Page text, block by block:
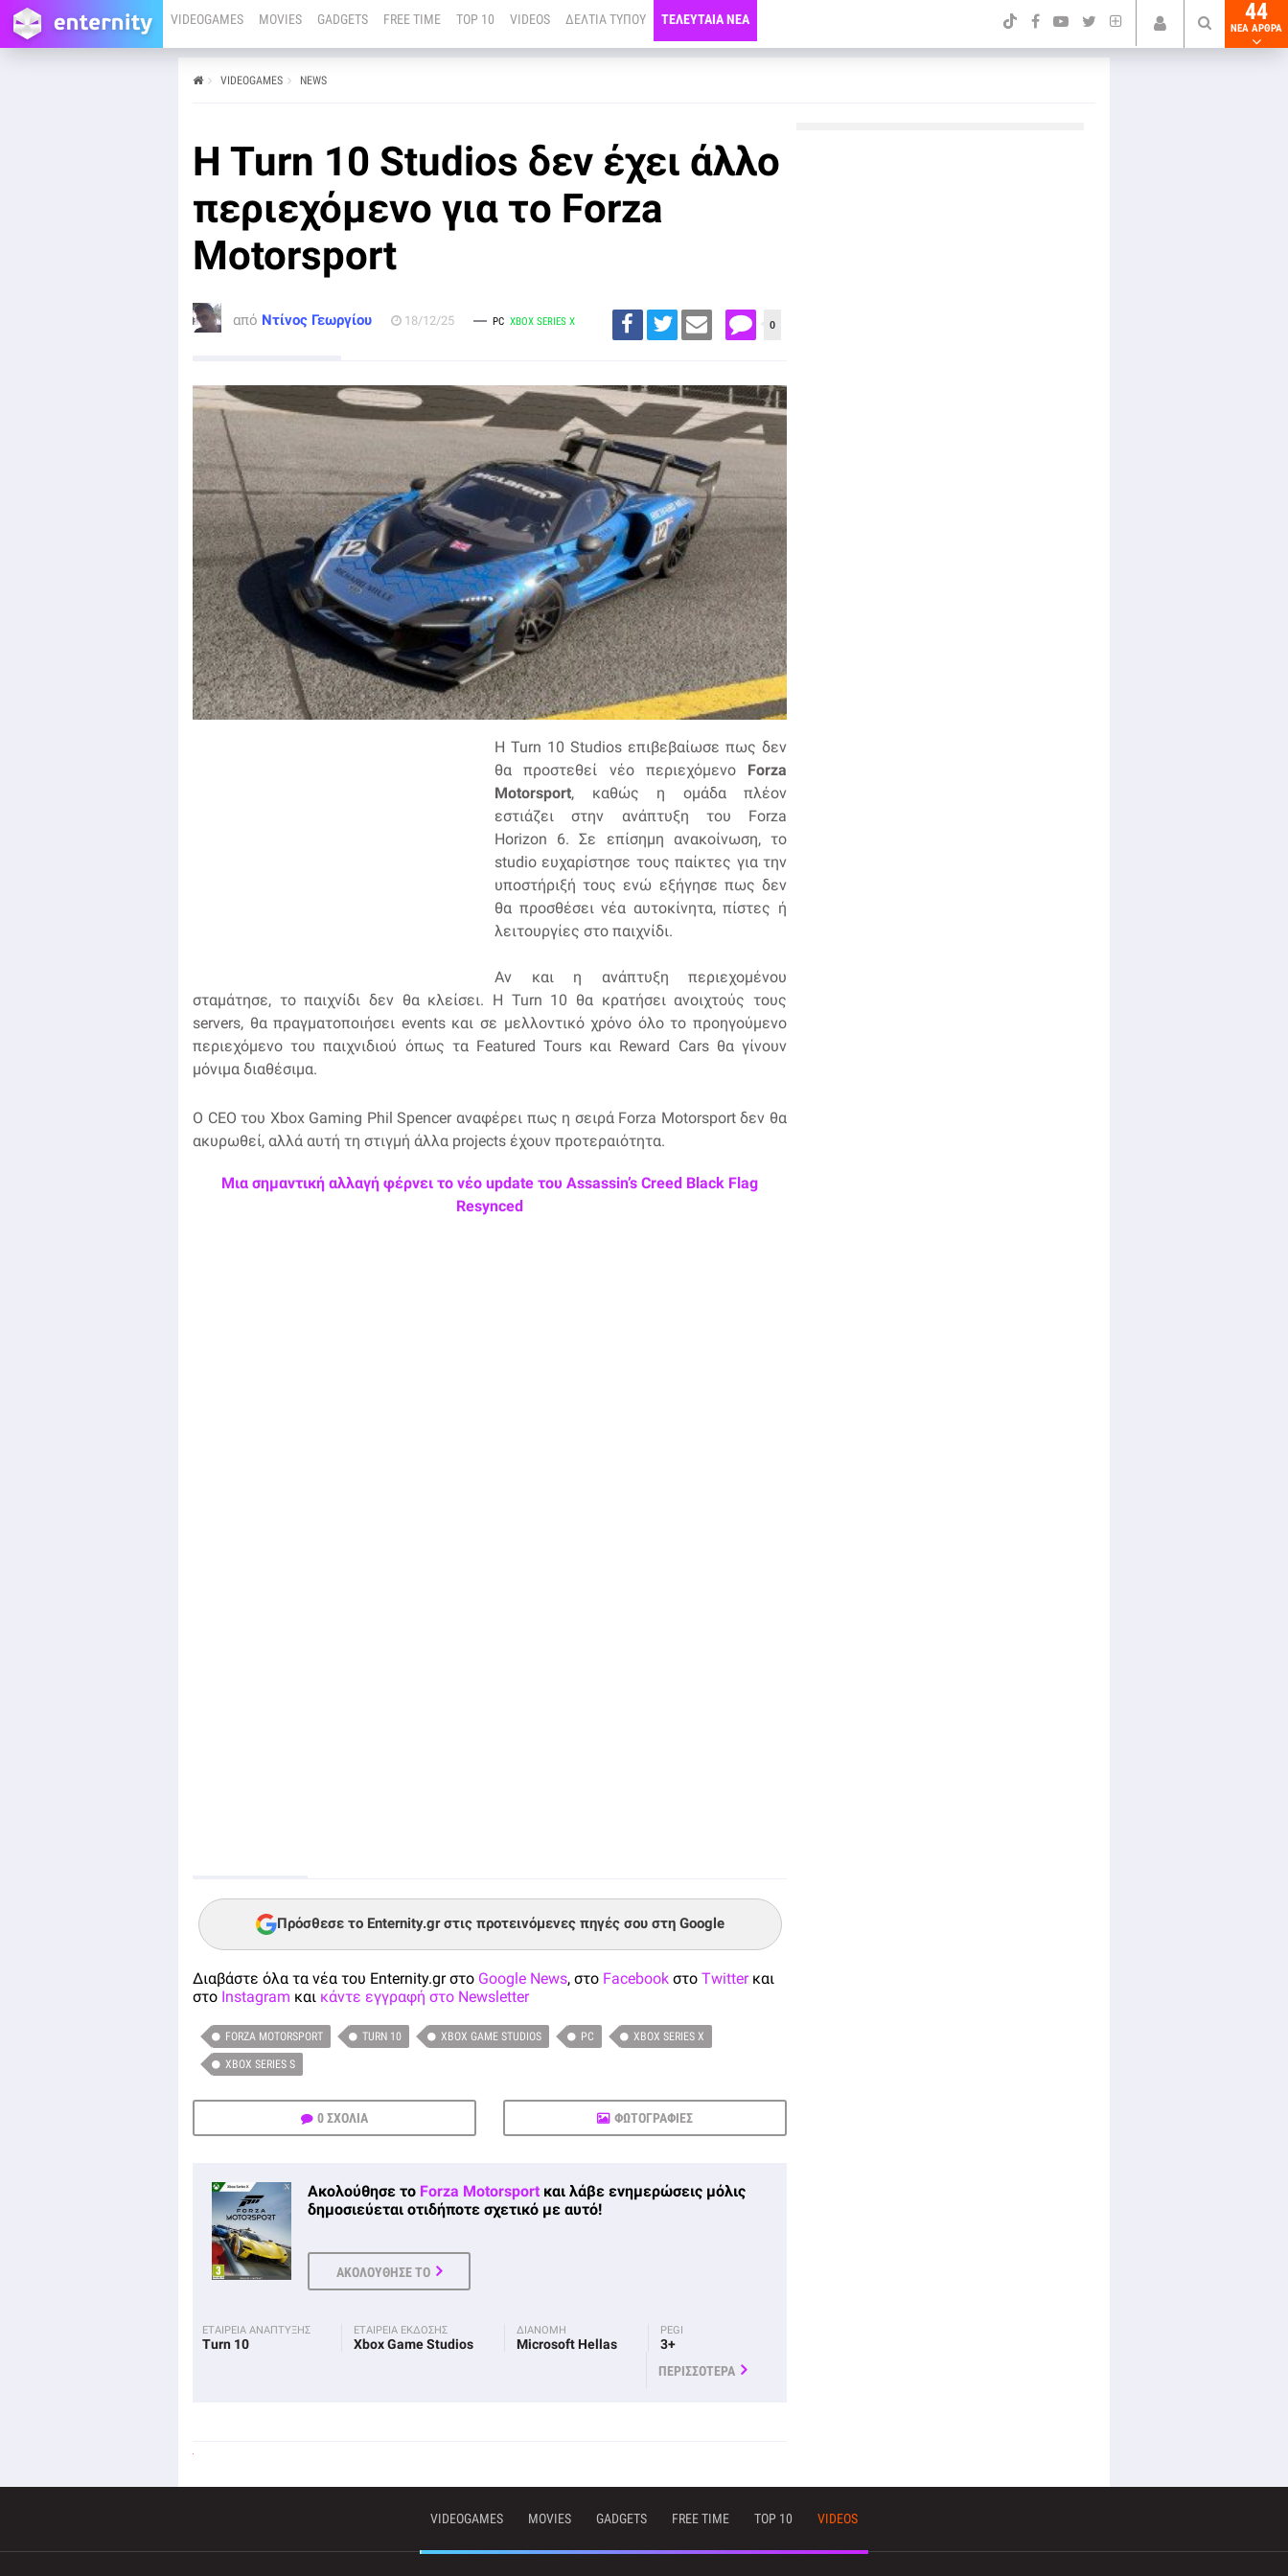
VIDEOGAMES MOVIES GADGETS FREE TIME TOP 10 VIDEOS ΔΕΛΤΙΑ ΤΥΠΟΥ ΤΕΛΕΥΤΑΙΑ ΝΕΑ 44
NEA ΑΡΘΡΑ
VIDEOGAMES NEWS
H Turn 10 Studios δεν έχει άλλο
περιεχόμενο για το Forza
Motorsport
από Ντίνος Γεωργίου 18/12/25 PC XBOX SERIES X 0
Η Turn 10 Studios επιβεβαίωσε πως δεν
θα προστεθεί νέο περιεχόμενο Forza
Motorsport, καθώς η ομάδα πλέον
εστιάζει στην ανάπτυξη του Forza
Horizon 6. Σε επίσημη ανακοίνωση, το
studio ευχαρίστησε τους παίκτες για την
υποστήριξή τους ενώ εξήγησε πως δεν
θα προσθέσει νέα αυτοκίνητα, πίστες ή
λειτουργίες στο παιχνίδι.
Αν και η ανάπτυξη περιεχομένου
σταμάτησε, το παιχνίδι δεν θα κλείσει. Η Turn 10 θα κρατήσει ανοιχτούς τους
servers, θα πραγματοποιήσει events και σε μελλοντικό χρόνο όλο το προηγούμενο
περιεχόμενο του παιχνιδιού όπως τα Featured Tours και Reward Cars θα γίνουν
μόνιμα διαθέσιμα.
Ο CEO του Xbox Gaming Phil Spencer αναφέρει πως η σειρά Forza Motorsport δεν θα
ακυρωθεί, αλλά αυτή τη στιγμή άλλα projects έχουν προτεραιότητα.
Μια σημαντική αλλαγή φέρνει το νέο update του Assassin’s Creed Black Flag
Resynced
Πρόσθεσε το Enternity.gr στις προτεινόμενες πηγές σου στη Google
Διαβάστε όλα τα νέα του Enternity.gr στο Google News, στο Facebook στο Twitterκαι
στο Instagram και κάντε εγγραφή στο Newsletter
FORZA MOTORSPORT TURN 10 XBOX GAME STUDIOS PC XBOX SERIES X
XBOX SERIES S
0 ΣΧΟΛΙΑ ΦΩΤΟΓΡΑΦΙΕΣ
Ακολούθησε το Forza Motorsport και λάβε ενημερώσεις μόλις
δημοσιεύεται οτιδήποτε σχετικό με αυτό!
ΑΚΟΛΟΥΘΗΣΕ ΤΟ
ΕΤΑΙΡΕΙΑ ΑΝΑΠΤΥΞΗΣ
Turn 10
ΕΤΑΙΡΕΙΑ ΕΚΔΟΣΗΣ
Xbox Game Studios
ΔΙΑΝΟΜΗ
Microsoft Hellas
PEGI
3+
ΠΕΡΙΣΣΟΤΕΡΑ
Η Turn 10 Studios επιβεβαίωσε πως δεν θα προστεθεί
νέο περιεχόμενο Forza Motorsport, καθώς η ομάδα
VIDEOGAMES MOVIES GADGETS FREE TIME TOP 10 VIDEOS